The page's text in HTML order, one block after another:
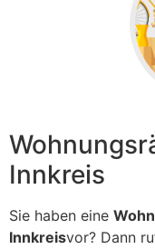
Innkreis
Sie haben eine
Innkreisvor? Dann